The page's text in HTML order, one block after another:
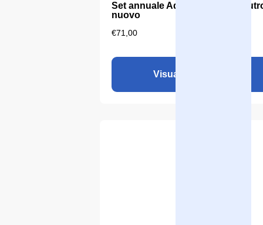
Set annuale Aqualine 18 pH
nuovo
€71,00
Visualizza il prodotto